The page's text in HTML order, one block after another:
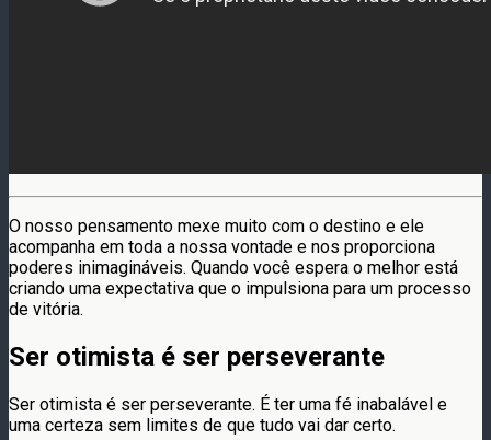
O nosso pensamento mexe muito com o destino e ele
acompanha em toda a nossa vontade e nos proporciona
poderes inimagináveis. Quando você espera o melhor está
criando uma expectativa que o impulsiona para um processo
de vitória.
Ser otimista é ser perseverante
Ser otimista é ser perseverante. É ter uma fé inabalável e
uma certeza sem limites de que tudo vai dar certo.